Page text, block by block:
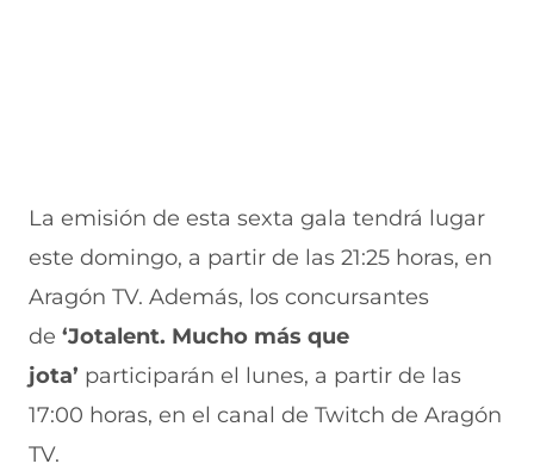
La emisión de esta sexta gala tendrá lugar
este domingo, a partir de las 21:25 horas, en
Aragón TV. Además, los concursantes
de ‘Jotalent. Mucho más que
jota’ participarán el lunes, a partir de las
17:00 horas, en el canal de Twitch de Aragón
TV.